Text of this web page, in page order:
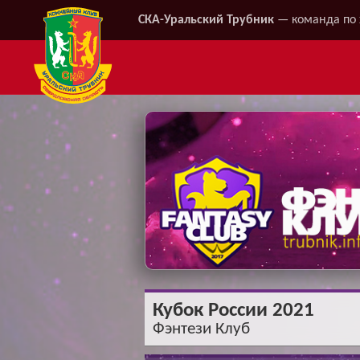
СКА-Уральский Трубник — команда по
Кубок России 2021
Фэнтези Клуб